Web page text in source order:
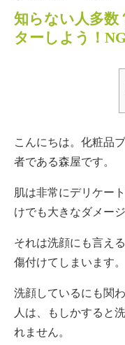
知らない人多数
ターしよう！
こんにちは。化粧品
者である森屋です。
肌は非常にデリケー
けでも大きなダメー
それは洗顔にも言え
傷付けてしまいます。
洗顔しているにも関
人は、もしかすると
れません。